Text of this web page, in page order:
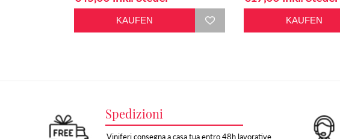
Spedizioni
Viniferi consegna a casa tua entro 48h lavorative.